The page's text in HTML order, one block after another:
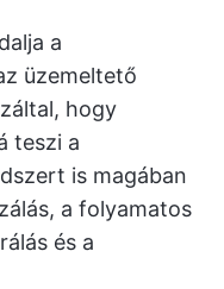
a
üzemeltető
hogy
teszi a
is magában
a folyamatos
és a